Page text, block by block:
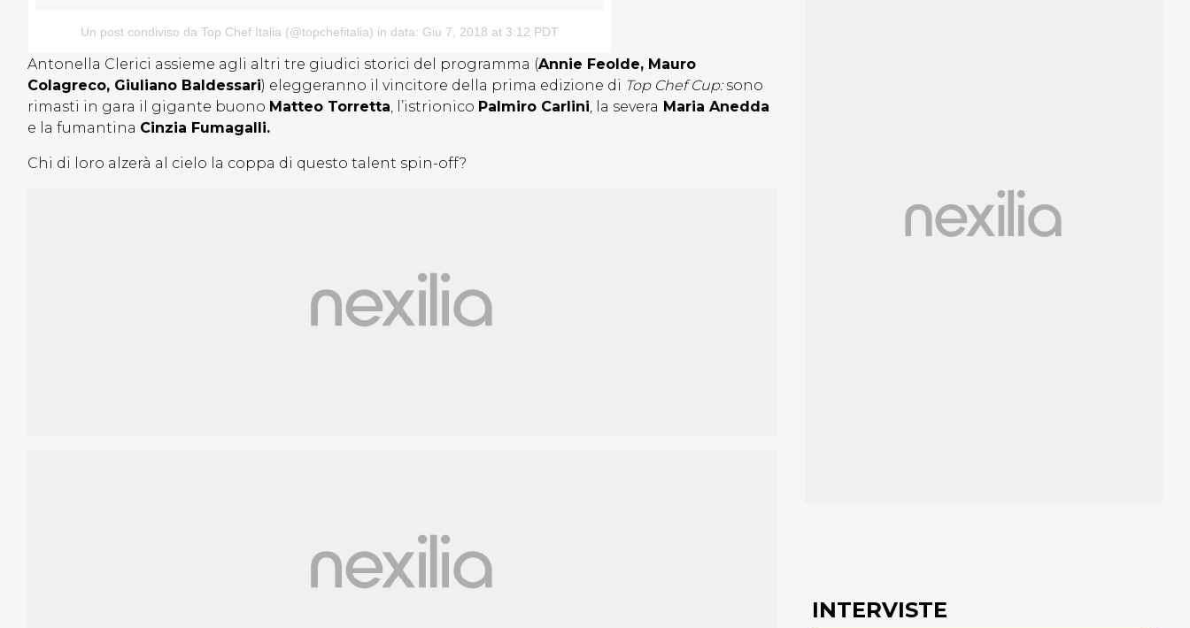
Un post condiviso da Top Chef Italia (@topchefitalia) in data: Giu 7, 2018 at 3:12 PDT
Antonella Clerici assieme agli altri tre giudici storici del programma (Annie Feolde, Mauro
Colagreco, Giuliano Baldessari) eleggeranno il vincitore della prima edizione di Top Chef Cup: sono
rimasti in gara il gigante buono Matteo Torretta, l’istrionico Palmiro Carlini, la severa Maria Anedda
e la fumantina Cinzia Fumagalli.
Chi di loro alzerà al cielo la coppa di questo talent spin-off?
INTERVISTE